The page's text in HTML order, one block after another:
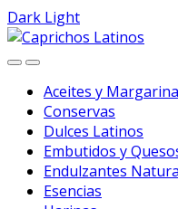
Dark Light
Skip
to
Skip
to
Aceites y
Conservas
Dulces Latinos
Embutidos y
Endulzantes
Esencias